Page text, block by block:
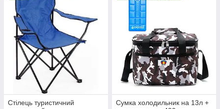
Стілець туристичний
Сумка холодильник на 13л +